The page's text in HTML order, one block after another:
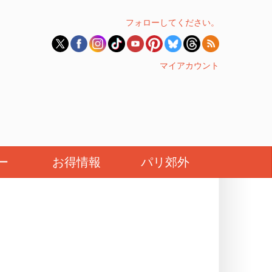
フォローしてください。
マイアカウント
お得情報 パリ郊外